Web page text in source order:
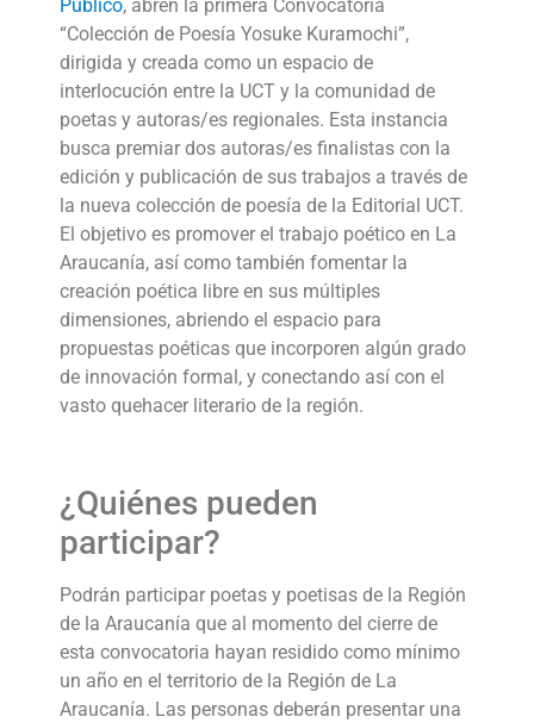
Público, abren la primera Convocatoria
“Colección de Poesía Yosuke Kuramochi”,
dirigida y creada como un espacio de
interlocución entre la UCT y la comunidad de
poetas y autoras/es regionales. Esta instancia
busca premiar dos autoras/es finalistas con la
edición y publicación de sus trabajos a través de
la nueva colección de poesía de la Editorial UCT.
El objetivo es promover el trabajo poético en La
Araucanía, así como también fomentar la
creación poética libre en sus múltiples
dimensiones, abriendo el espacio para
propuestas poéticas que incorporen algún grado
de innovación formal, y conectando así con el
vasto quehacer literario de la región.
¿Quiénes pueden
participar?
Podrán participar poetas y poetisas de la Región
de la Araucanía que al momento del cierre de
esta convocatoria hayan residido como mínimo
un año en el territorio de la Región de La
Araucanía. Las personas deberán presentar una